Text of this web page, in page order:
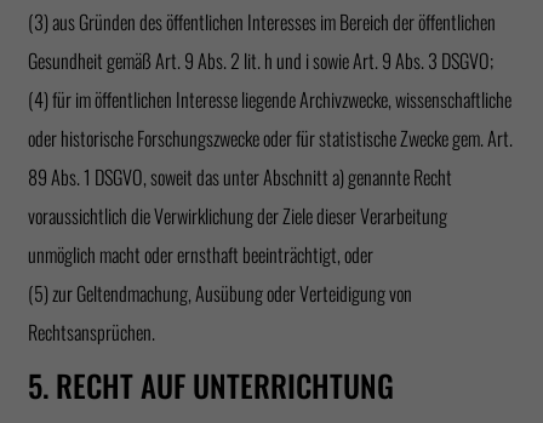
(3) aus Gründen des öffentlichen Interesses im Bereich der öffentlichen
Gesundheit gemäß Art. 9 Abs. 2 lit. h und i sowie Art. 9 Abs. 3 DSGVO;
(4) für im öffentlichen Interesse liegende Archivzwecke, wissenschaftliche
oder historische Forschungszwecke oder für statistische Zwecke gem. Art.
89 Abs. 1 DSGVO, soweit das unter Abschnitt a) genannte Recht
voraussichtlich die Verwirklichung der Ziele dieser Verarbeitung
unmöglich macht oder ernsthaft beeinträchtigt, oder
(5) zur Geltendmachung, Ausübung oder Verteidigung von
Rechtsansprüchen.
5. RECHT AUF UNTERRICHTUNG